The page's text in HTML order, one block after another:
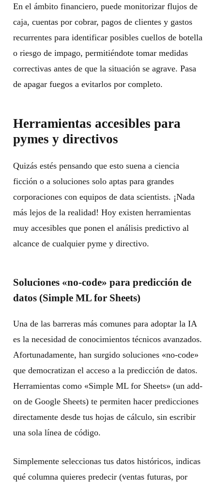
En el ámbito financiero, puede monitorizar flujos de
caja, cuentas por cobrar, pagos de clientes y gastos
recurrentes para identificar posibles cuellos de botella
o riesgo de impago, permitiéndote tomar medidas
correctivas antes de que la situación se agrave. Pasa
de apagar fuegos a evitarlos por completo.
Herramientas accesibles para
pymes y directivos
Quizás estés pensando que esto suena a ciencia
ficción o a soluciones solo aptas para grandes
corporaciones con equipos de data scientists. ¡Nada
más lejos de la realidad! Hoy existen herramientas
muy accesibles que ponen el análisis predictivo al
alcance de cualquier pyme y directivo.
Soluciones «no-code» para predicción de
datos (Simple ML for Sheets)
Una de las barreras más comunes para adoptar la IA
es la necesidad de conocimientos técnicos avanzados.
Afortunadamente, han surgido soluciones «no-code»
que democratizan el acceso a la predicción de datos.
Herramientas como «Simple ML for Sheets» (un add-
on de Google Sheets) te permiten hacer predicciones
directamente desde tus hojas de cálculo, sin escribir
una sola línea de código.
Simplemente seleccionas tus datos históricos, indicas
qué columna quieres predecir (ventas futuras, por